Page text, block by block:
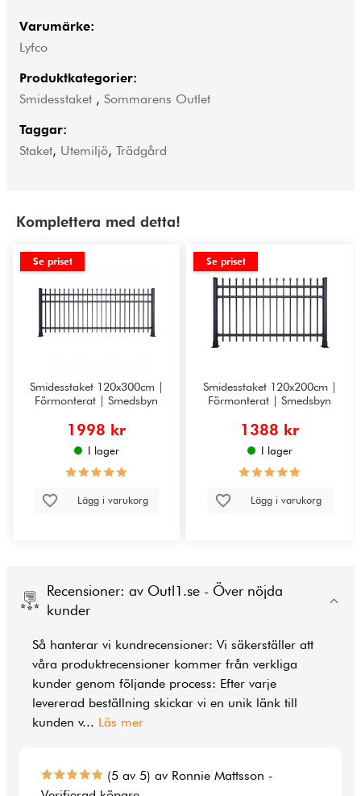
Varumärke:
Lyfco
Produktkategorier:
Smidesstaket , Sommarens Outlet
Taggar:
Staket, Utemiljö, Trädgård
Komplettera med detta!
Se priset
Smidesstaket 120x300cm |
Förmonterat | Smedsbyn
1998 kr
I lager
Lägg i varukorg
Se priset
Smidesstaket 120x200cm |
Förmonterat | Smedsbyn
1388 kr
I lager
Lägg i varukorg
Recensioner: av Outl1.se - Över nöjda
kunder
Så hanterar vi kundrecensioner: Vi säkerställer att
våra produktrecensioner kommer från verkliga
kunder genom följande process: Efter varje
levererad beställning skickar vi en unik länk till
kunden v... Läs mer
(5 av 5) av Ronnie Mattsson -